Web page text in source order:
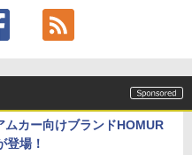
ムカー向けブランドHOMUR
登場！